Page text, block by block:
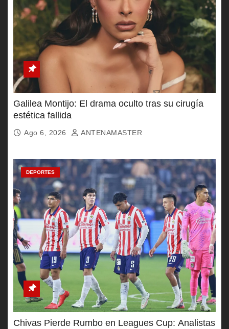
Galilea Montijo: El drama oculto tras su cirugía
estética fallida
Ago 6, 2026 ANTENAMASTER
DEPORTES
Chivas Pierde Rumbo en Leagues Cup: Analistas